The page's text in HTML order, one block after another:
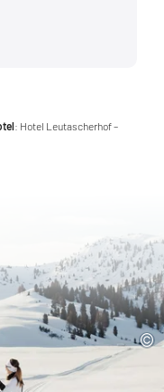
: Hotel Leutascherhof –